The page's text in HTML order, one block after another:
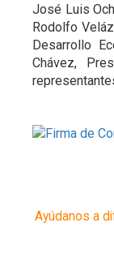
José Luis
Rodolfo
Desarrollo
Chávez,
Ayúdanos a